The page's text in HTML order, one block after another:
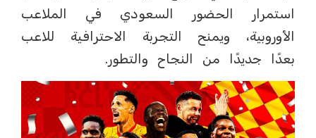
استمرار الحضور السعودي في الملاعب
الأوروبية، ويمنح التجربة الاحترافية للاعب
بعدًا جديدًا من النجاح والتطور.